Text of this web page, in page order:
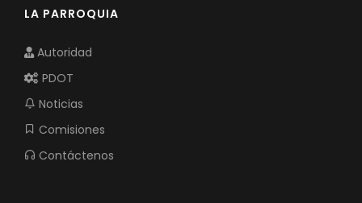
LA PARROQUIA
Autoridad
PDOT
Noticias
Comisiones
Contáctenos